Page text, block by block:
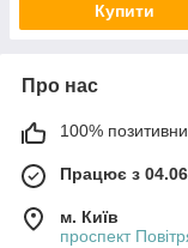
Купити
Про нас
100%
Працює з
м. Київ
проспект